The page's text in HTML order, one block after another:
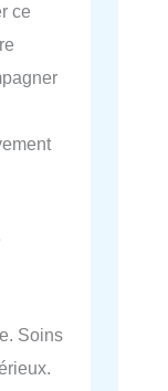
ce
Soins